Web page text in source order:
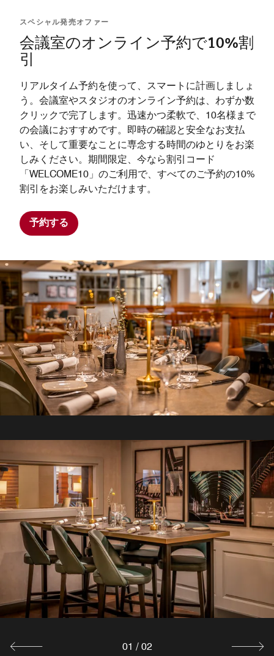
スペシャル発売オファー
会議室のオンライン予約で10%割
引
リアルタイム予約を使って、スマートに計画しましょ
う。会議室やスタジオのオンライン予約は、わずか数
クリックで完了します。迅速かつ柔軟で、10名様まで
の会議におすすめです。即時の確認と安全なお支払
い、そして重要なことに専念する時間のゆとりをお楽
しみください。期間限定、今なら割引コード
「WELCOME10」のご利用で、すべてのご予約の10%
割引をお楽しみいただけます。
予約する
01 / 02